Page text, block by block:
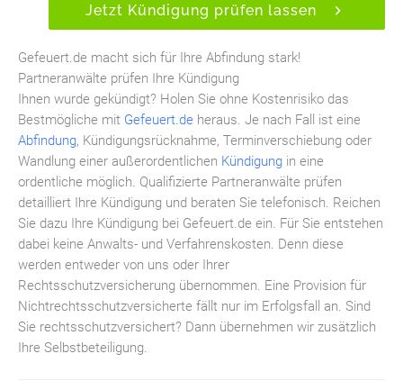
Jetzt Kündigung prüfen lassen
Gefeuert.de macht sich für Ihre Abfindung stark!
Partneranwälte prüfen Ihre Kündigung
Ihnen wurde gekündigt? Holen Sie ohne Kostenrisiko das
Bestmögliche mit Gefeuert.de heraus. Je nach Fall ist eine
Abfindung, Kündigungsrücknahme, Terminverschiebung oder
Wandlung einer außerordentlichen Kündigung in eine
ordentliche möglich. Qualifizierte Partneranwälte prüfen
detailliert Ihre Kündigung und beraten Sie telefonisch. Reichen
Sie dazu Ihre Kündigung bei Gefeuert.de ein. Für Sie entstehen
dabei keine Anwalts- und Verfahrenskosten. Denn diese
werden entweder von uns oder Ihrer
Rechtsschutzversicherung übernommen. Eine Provision für
Nichtrechtsschutzversicherte fällt nur im Erfolgsfall an. Sind
Sie rechtsschutzversichert? Dann übernehmen wir zusätzlich
Ihre Selbstbeteiligung.